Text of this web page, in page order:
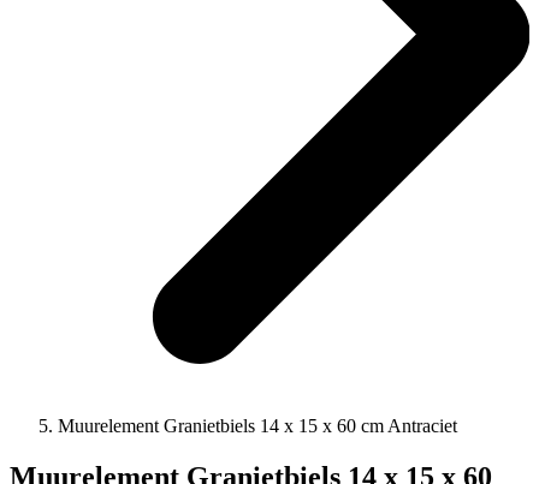
Muurelement Granietbiels 14 x 15 x 60 cm Antraciet
Muurelement Granietbiels 14 x 15 x 60